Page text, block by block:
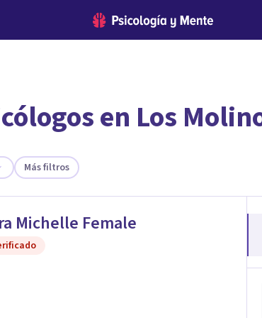
el psicólogo adecuado?
en Los
Más filtros
Michelle Female